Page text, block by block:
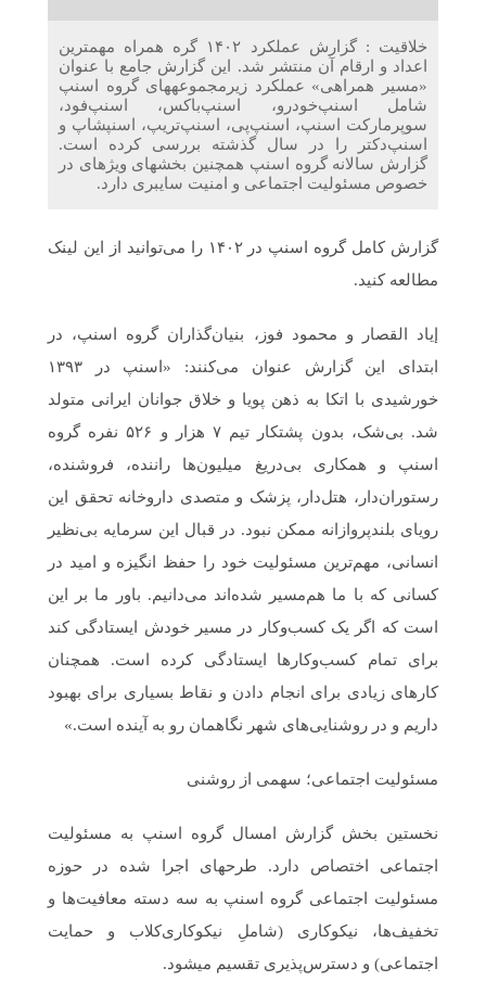
خلاقیت : گزارش عملکرد ۱۴۰۲ گره همراه مهم‎ترین
اعداد و ارقام آن منتشر شد. این گزارش جامع با عنوان
«مسیر همراهی» عملکرد زیرمجموعه‎های گروه اسنپ
شامل اسنپ‌‌خودرو، اسنپ‌باکس، اسنپ‌فود،
سوپرمارکت اسنپ‌‎، اسنپ‌پی، اسنپ‌تریپ، اسنپ‎شاپ و
اسنپ‌دکتر را در سال گذشته بررسی کرده است.
گزارش سالانه‌ گروه اسنپ همچنین بخش‎های ویژه‎ای در
خصوص مسئولیت اجتماعی و امنیت سایبری دارد.
گزارش کامل گروه اسنپ در ۱۴۰۲ را می‌توانید از این لینک
مطالعه کنید.
إیاد القصار و محمود فوز، بنیان‌گذاران گروه اسنپ، در
ابتدای این گزارش عنوان می‌کنند: «اسنپ در ۱۳۹۳
خورشیدی با اتکا به ذهن پویا و خلاق جوانان ایرانی متولد
شد. بی‌شک، بدون پشتکار تیم ۷ هزار و ۵۲۶ نفره‌ گروه
اسنپ و همکاری بی‌دریغ میلیون‌ها راننده، فروشنده،
رستوران‌دار، هتل‌دار، پزشک و متصدی داروخانه تحقق این
رویای بلندپروازانه‌ ممکن نبود. در قبال این سرمایه‌ بی‌نظیر
انسانی، مهم‌ترین مسئولیت‌ خود را حفظ انگیزه‌ و امید در
کسانی که با ما هم‌مسیر شده‌اند می‌دانیم. باور ما بر این
است که اگر یک کسب‌وکار در مسیر خودش ایستادگی کند
برای تمام کسب‌وکارها ایستادگی کرده است. همچنان
کارهای زیادی برای انجام دادن و نقاط بسیاری برای بهبود
داریم و در روشنایی‌های شهر نگاهمان رو به آینده است.»
مسئولیت اجتماعی؛ سهمی از روشنی
نخستین بخش گزارش امسال گروه اسنپ به مسئولیت
مسئولیت اجتماعی گروه اسنپ به سه دسته‎ معافیت‌ها و
تخفیف‌ها، نیکوکاری (شاملِ نیکوکاری‌کلاب و حمایت
اجتماعی) و دسترس‌پذیری تقسیم می‎شود.